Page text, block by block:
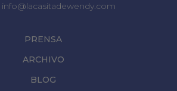
info@lacasitadewendy.com
PRENSA
ARCHIVO
BLOG